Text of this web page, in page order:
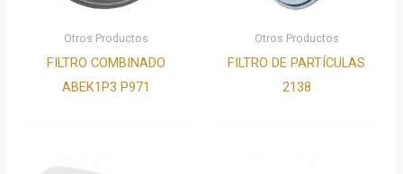
Otros Productos
FILTRO COMBINADO
ABEK1P3 P971
Otros Productos
FILTRO DE PARTÍCULAS
2138